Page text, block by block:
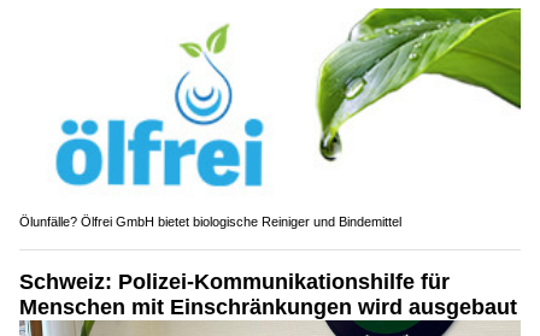
Ölunfälle? Ölfrei GmbH bietet biologische Reiniger und Bindemittel
Schweiz: Polizei-Kommunikationshilfe für
Menschen mit Einschränkungen wird ausgebaut